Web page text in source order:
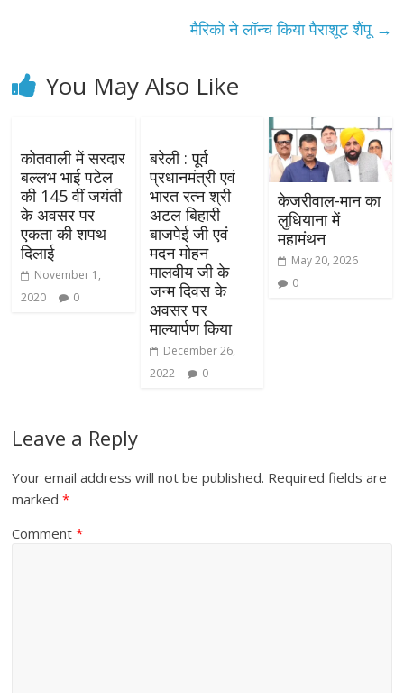
मैरिको ने लॉन्च किया पैराशूट शैंपू →
You May Also Like
कोतवाली में सरदार
बल्लभ भाई पटेल
की 145 वीं जयंती
के अवसर पर
एकता की शपथ
दिलाई
November 1,
2020
0
बरेली : पूर्व
प्रधानमंत्री एवं
भारत रत्न श्री
अटल बिहारी
बाजपेई जी एवं
मदन मोहन
मालवीय जी के
जन्म दिवस के
अवसर पर
माल्यार्पण किया
December 26,
2022
0
केजरीवाल-मान का
लुधियाना में
महामंथन
May 20, 2026
0
Leave a Reply
Your email address will not be published. Required fields are
marked*
Comment*